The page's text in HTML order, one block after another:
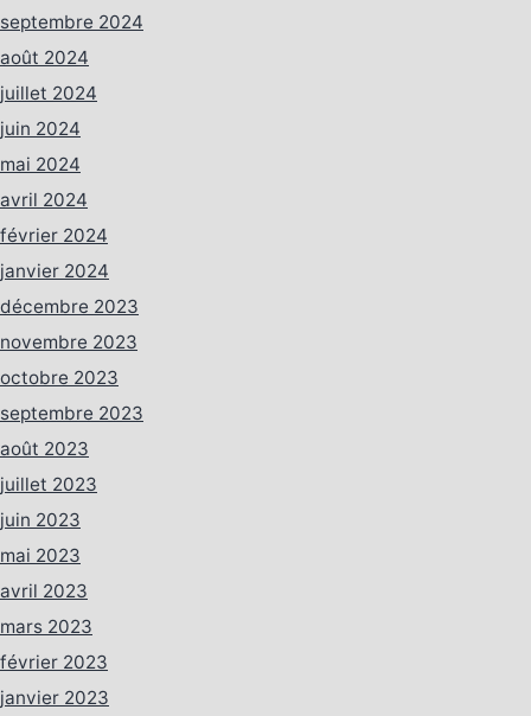
septembre 2024
août 2024
juillet 2024
juin 2024
mai 2024
avril 2024
février 2024
janvier 2024
décembre 2023
novembre 2023
octobre 2023
septembre 2023
août 2023
juillet 2023
juin 2023
mai 2023
avril 2023
mars 2023
février 2023
janvier 2023